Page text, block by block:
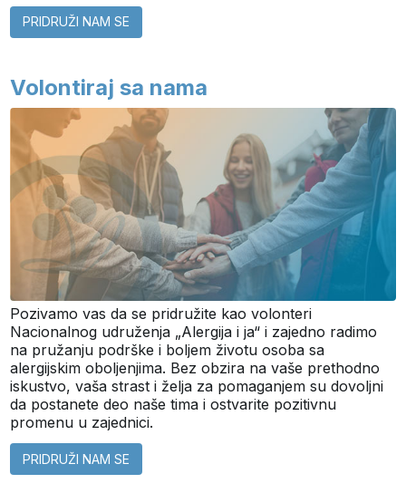
PRIDRUŽI NAM SE
Volontiraj sa nama
Pozivamo vas da se pridružite kao volonteri
Nacionalnog udruženja „Alergija i ja“ i zajedno radimo
na pružanju podrške i boljem životu osoba sa
alergijskim oboljenjima. Bez obzira na vaše prethodno
iskustvo, vaša strast i želja za pomaganjem su dovoljni
da postanete deo naše tima i ostvarite pozitivnu
promenu u zajednici.
PRIDRUŽI NAM SE